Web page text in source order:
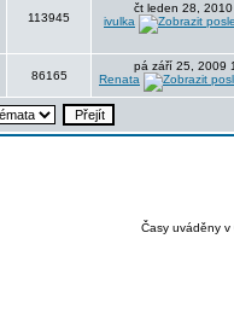
113945
čt leden 28,
ivulka
86165
pá září 25, 2009
Renata
Časy uváděny v